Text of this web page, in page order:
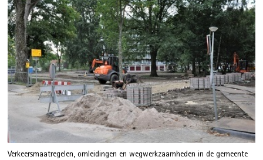
Verkeersmaatregelen, omleidingen en wegwerkzaamheden in de gemeente